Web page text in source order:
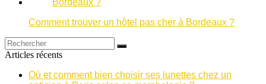
Comment trouver un hôtel pas cher à Bordeaux ?
Articles récents
Où et comment bien choisir ses lunettes chez un